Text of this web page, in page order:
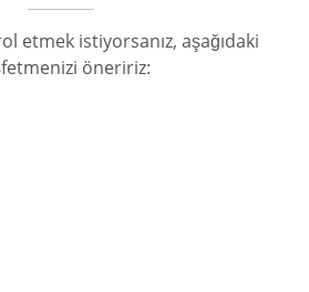
etmek istiyorsanız, aşağıdaki
öneririz: